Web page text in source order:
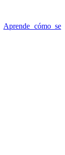
Aprende cómo se